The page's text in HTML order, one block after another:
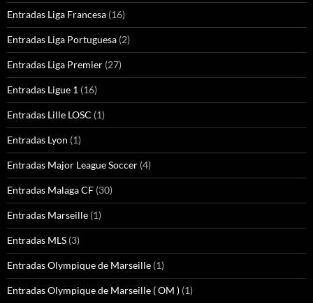
Entradas Liga Francesa (16)
Entradas Liga Portuguesa (2)
Entradas Liga Premier (27)
Entradas Ligue 1 (16)
Entradas Lille LOSC (1)
Entradas Lyon (1)
Entradas Major League Soccer (4)
Entradas Malaga CF (30)
Entradas Marseille (1)
Entradas MLS (3)
Entradas Olympique de Marseille (1)
Entradas Olympique de Marseille ( OM ) (1)